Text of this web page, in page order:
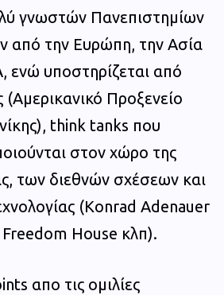
γνωστών Πανεπιστημίων
από την Ευρώπη, την Ασία
ενώ υποστηρίζεται από
(Αμερικανικό Προξενείο
think tanks που
στον χώρο της
των διεθνών σχέσεων και
(Konrad Adenauer
House κλπ).
απο τις ομιλίες